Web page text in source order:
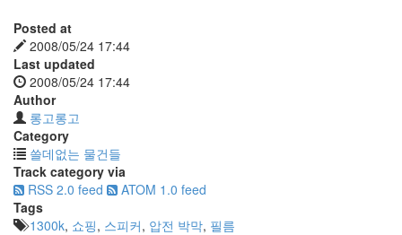
Posted at
2008/05/24 17:44
Last updated
2008/05/24 17:44
Author
롱고롱고
Category
쓸데없는 물건들
Track category via
RSS 2.0 feed
ATOM 1.0 feed
Tags
1300k, 쇼핑, 스피커, 압전 박막, 필름